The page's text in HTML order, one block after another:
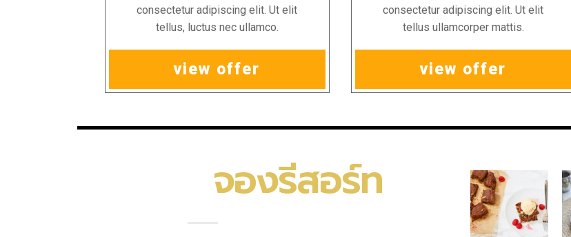
consectetur adipiscing elit. Ut elit
tellus, luctus nec ullamco.
view offer
consectetur adipiscing elit. Ut elit
tellus ullamcorper mattis.
view offer
จองรีสอร์ท